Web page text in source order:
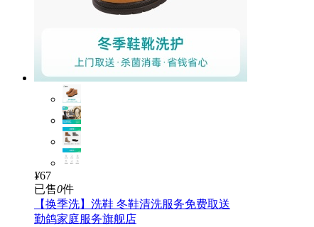
¥67
已售0件
【换季洗】洗鞋 冬鞋清洗服务免费取送
勤鸽家庭服务旗舰店